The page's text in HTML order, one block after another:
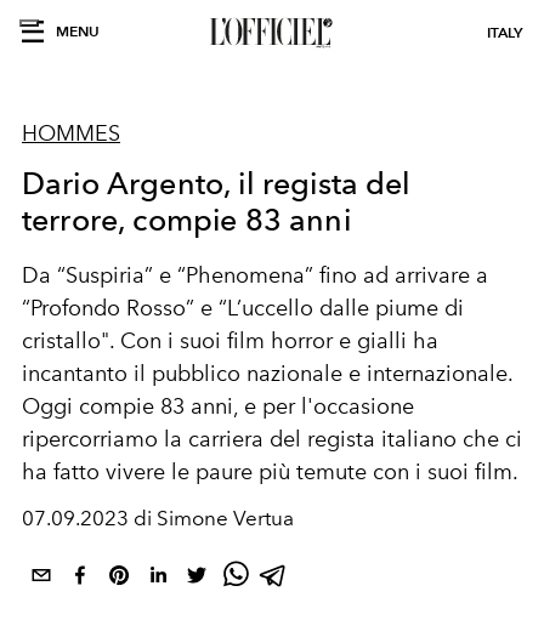
MENU ITALY
HOMMES
Dario Argento, il regista del
terrore, compie 83 anni
Da “Suspiria” e “Phenomena” fino ad arrivare a
“Profondo Rosso” e “L’uccello dalle piume di
cristallo". Con i suoi film horror e gialli ha
incantanto il pubblico nazionale e internazionale.
Oggi compie 83 anni, e per l'occasione
ripercorriamo la carriera del regista italiano che ci
ha fatto vivere le paure più temute con i suoi film.
07.09.2023 di Simone Vertua